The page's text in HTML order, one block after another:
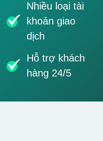
Nhiều loại tài
khoản giao
dịch
Hỗ trợ khách
hàng 24/5